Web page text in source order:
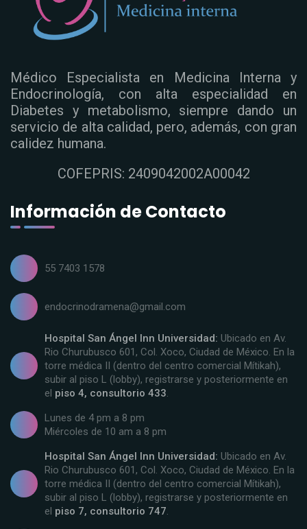
Médico Especialista en Medicina Interna y
Endocrinología, con alta especialidad en
Diabetes y metabolismo, siempre dando un
servicio de alta calidad, pero, además, con gran
calidez humana.
COFEPRIS: 2409042002A00042
Información de Contacto
55 7403 1578
endocrinodramena@gmail.com
Hospital San Ángel Inn Universidad: Ubicado en Av.
Rio Churubusco 601, Col. Xoco, Ciudad de México. En la
torre médica II (dentro del centro comercial Mítikah),
subir al piso L (lobby), registrarse y posteriormente en
el piso 4, consultorio 433.
Lunes de 4 pm a 8 pm
Miércoles de 10 am a 8 pm
Hospital San Ángel Inn Universidad: Ubicado en Av.
Rio Churubusco 601, Col. Xoco, Ciudad de México. En la
torre médica II (dentro del centro comercial Mítikah),
subir al piso L (lobby), registrarse y posteriormente en
el piso 7, consultorio 747.